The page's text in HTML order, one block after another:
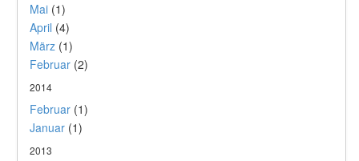
Mai (1)
April (4)
März (1)
Februar (2)
2014
Februar (1)
Januar (1)
2013